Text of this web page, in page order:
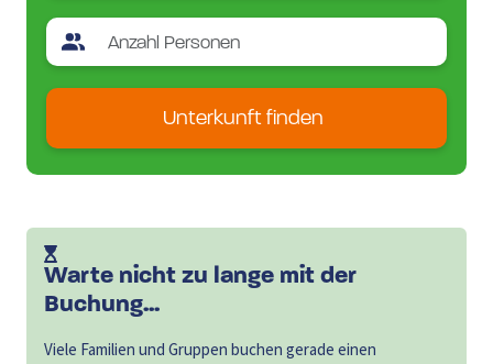
Unterkunft finden
Warte nicht zu lange mit der
Buchung...
Viele Familien und Gruppen buchen gerade einen